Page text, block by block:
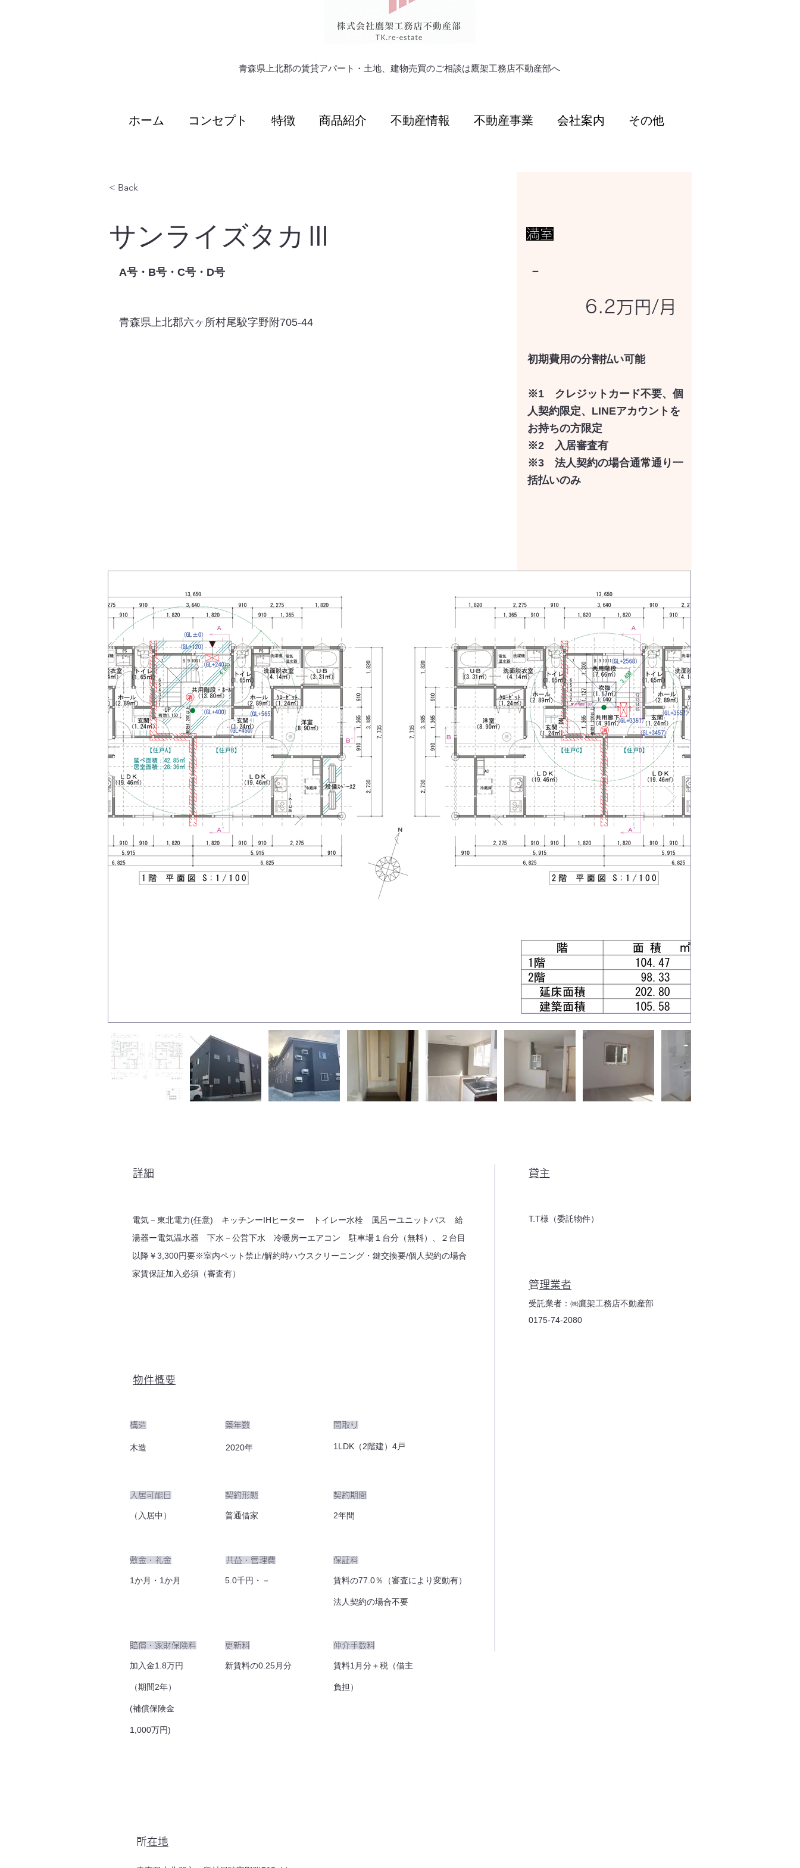
​青森県上北郡の賃貸アパート・土地、建物売買のご相談は鷹架工務店不動産部へ
ホーム コンセプト 特徴 商品紹介 不動産情報 不動産事業 会社案内 その他
< Back
サンライズタカⅢ
A号・B号・C号・D号
青森県上北郡六ヶ所村尾駮字野附705-44
満室
－
6.2万円/月
初期費用の分割払い可能
※1 クレジットカード不要、個
人契約限定、LINEアカウントを
お持ちの方限定
※2 入居審査有
※3 法人契約の場合通常通り一
括払いのみ
詳細
電気－東北電力(任意) キッチンーIHヒーター トイレー水栓 風呂ーユニットバス 給
湯器ー電気温水器 下水－公営下水 冷暖房ーエアコン 駐車場１台分（無料）、２台目
以降￥3,300円要※室内ペット禁止/解約時ハウスクリーニング・鍵交換要/個人契約の場合
家賃保証加入必須（審査有）
貸主
T.T様（委託物件）
​管理業者
受託業者：㈱鷹架工務店不動産部
0175-74-2080
物件概要
​構造
木造
築年数 間取り
2020年 1LDK（2階建）4戸
入居可能日
（入居中）
​契約形態
普通借家
​敷金・礼金
1か月・1か月
​共益・管理費
5.0千円・－
​契約期間
2年間
​保証料
賃料の77.0％（審査により変動有）
法人契約の場合不要
​賠償・家財保険料
加入金1.8万円
（期間2年）
(補償保険金
1,000万円)
更新料
新賃料の0.25月分
仲介手数料
賃料1月分＋税（借主
負担）
​所在地